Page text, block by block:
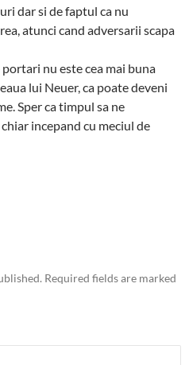
dar si de faptul ca nu
atunci cand adversarii scapa
nu este cea mai buna
lui Neuer, ca poate deveni
Sper ca timpul sa ne
incepand cu meciul de
Required fields are marked